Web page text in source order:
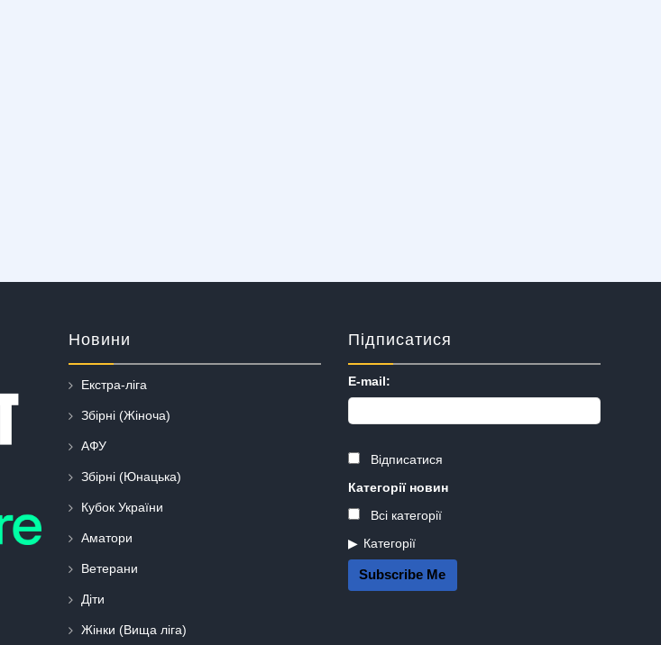
Новини
Екстра-ліга
Збірні (Жіноча)
АФУ
Збірні (Юнацька)
Кубок України
Аматори
Ветерани
Діти
Жінки (Вища ліга)
Підписатися
E-mail:
Відписатися
Категорії новин
Всі категорії
Категорії
Subscribe Me